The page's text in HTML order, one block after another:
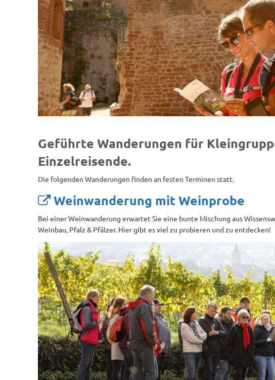
Geführte Wanderungen für
Einzelreisende.
Die folgenden Wanderungen finden an festen Terminen statt.
Weinwanderung mit Weinprobe
Bei einer Weinwanderung erwartet Sie eine bunte Mischung aus
Weinbau, Pfalz & Pfälzer. Hier gibt es viel zu probieren und zu entdecken!